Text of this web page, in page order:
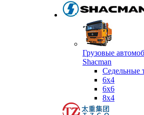
Грузовые
Shacman
Седельные
6х4
6x6
8x4